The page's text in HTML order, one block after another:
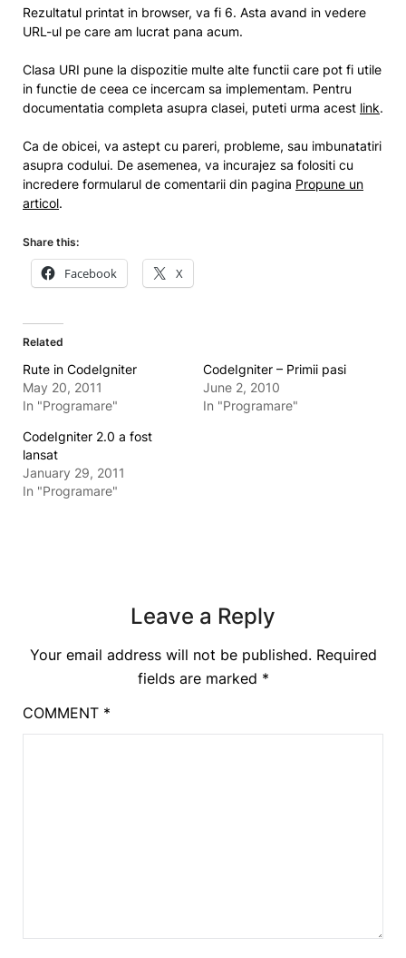
Rezultatul printat in browser, va fi 6. Asta avand in vedere
URL-ul pe care am lucrat pana acum.
Clasa URI pune la dispozitie multe alte functii care pot fi utile
in functie de ceea ce incercam sa implementam. Pentru
documentatia completa asupra clasei, puteti urma acest link.
Ca de obicei, va astept cu pareri, probleme, sau imbunatatiri
asupra codului. De asemenea, va incurajez sa folositi cu
incredere formularul de comentarii din pagina Propune un
articol.
Share this:
Facebook X
Related
Rute in CodeIgniter
May 20, 2011
In "Programare"
CodeIgniter – Primii pasi
June 2, 2010
In "Programare"
CodeIgniter 2.0 a fost
lansat
January 29, 2011
In "Programare"
Leave a Reply
Your email address will not be published. Required
fields are marked *
COMMENT *